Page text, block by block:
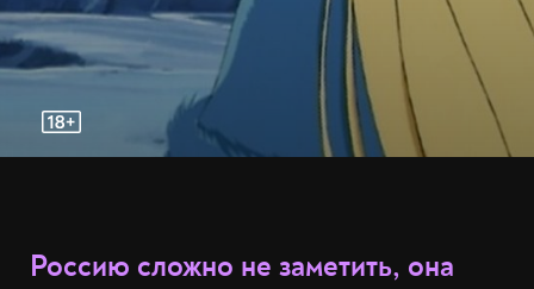
Россию сложно не заметить, она